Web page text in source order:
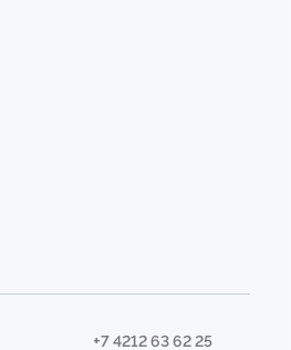
+7 4212 63 62 25